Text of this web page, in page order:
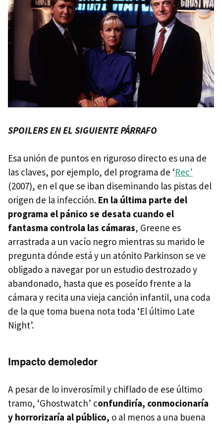
SPOILERS EN EL SIGUIENTE PÁRRAFO
Esa unión de puntos en riguroso directo es una de
las claves, por ejemplo, del programa de ‘Rec’
(2007), en el que se iban diseminando las pistas del
origen de la infección. En la última parte del
programa el pánico se desata cuando el
fantasma controla las cámaras, Greene es
arrastrada a un vacío negro mientras su marido le
pregunta dónde está y un atónito Parkinson se ve
obligado a navegar por un estudio destrozado y
abandonado, hasta que es poseído frente a la
cámara y recita una vieja canción infantil, una coda
de la que toma buena nota toda ‘El último Late
Night’.
Impacto demoledor
A pesar de lo inverosímil y chiflado de ese último
tramo, ‘Ghostwatch’ confundiría, conmocionaría
y horrorizaría al público, o al menos a una buena